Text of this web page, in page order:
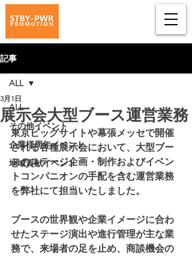
記事
ALL
その他イベント
企業様周年イベント
地域貢献イベント
ALL
展示会大型ブース運営業務
3月1日
東京ビッグサイトや幕張メッセで開催
される各種展示会において、大型ブー
スのステージ企画・制作およびイベン
トコンパニオンの手配を含む運営業務
を弊社にて担当いたしました。
ブースの世界観や企業イメージに合わ
せたステージ演出や進行管理が主な業
務で、来場者の足を止め、商談機会の